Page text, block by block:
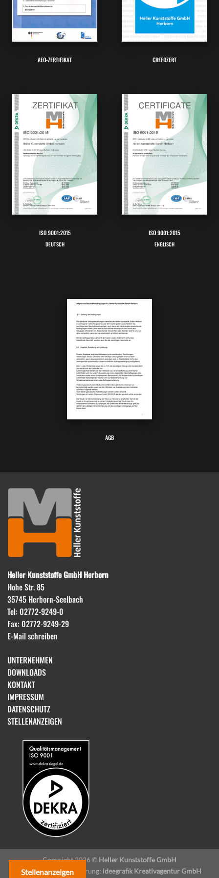
AEO-ZERTIFIKAT CREFOZERT
ISO 9001:2015
DEUTSCH
ISO 9001:2015
ENGLISCH
AGB
Heller Kunststoffe GmbH Herborn
Hohe Str. 85
35745 Herborn-Seelbach
Tel: 02772-9249-0
Fax: 02772-9249-29
E-Mail schreiben
UNTERNEHMEN
DOWNLOADS
KONTAKT
IMPRESSUM
DATENSCHUTZ
STELLENANZEIGEN
Copyright 2026 © Heller Kunststoffe GmbH
Design & Programmierung: ideegrafik Kreativagentur GmbH
Stellenanzeigen